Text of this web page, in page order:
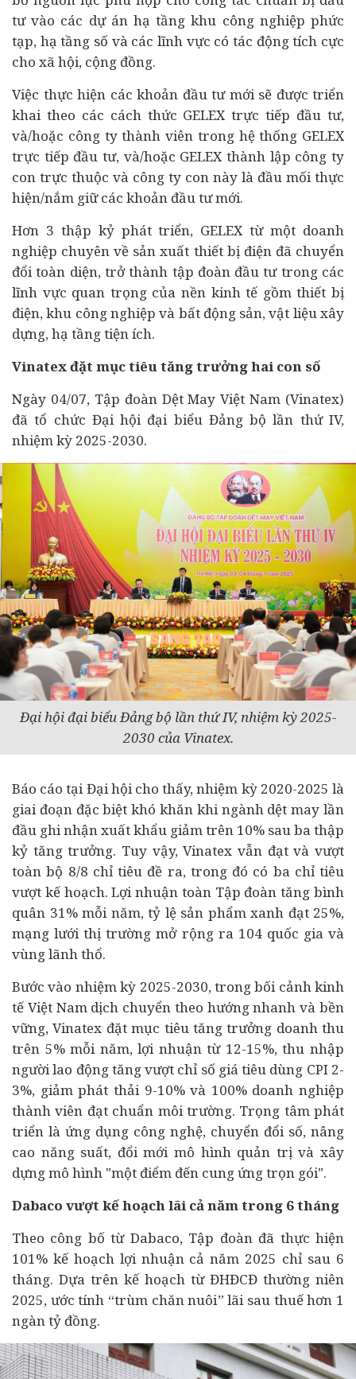
tư vào các dự ánhạ tầng khu công nghiệp phức
tạp, hạ tầng số và các lĩnh vực có tác động tích cực
cho xã hội, cộng đồng.
Việc thực hiện các khoản đầu tư mới sẽ được triển
khai theo các cách thức GELEX trực tiếp đầu tư,
và/hoặc công ty thành viên trong hệ thống GELEX
trực tiếp đầu tư, và/hoặc GELEX thành lập công ty
con trực thuộc và công ty con này là đầu mối thực
hiện/nắm giữ các khoản đầu tư mới.
Hơn 3 thập kỷ phát triển, GELEX từ một doanh
nghiệp chuyên về sản xuất thiết bị điện đã chuyển
đổi toàn diện, trở thành tập đoàn đầu tư trong các
lĩnh vực quan trọng của nền kinh tế gồm thiết bị
điện, khu công nghiệp và bất động sản, vật liệu xây
dựng, hạ tầng tiện ích.
Vinatex đặt mục tiêu tăng trưởng hai con số
Ngày 04/07, Tập đoàn Dệt May Việt Nam (Vinatex)
đã tổ chức Đại hội đại biểu Đảng bộ lần thứ IV,
nhiệm kỳ 2025-2030.
Đại hội đại biểu Đảng bộ lần thứ IV, nhiệm kỳ 2025-
2030 của Vinatex.
Báo cáo tại Đại hội cho thấy, nhiệm kỳ 2020-2025 là
giai đoạn đặc biệt khó khăn khi ngành dệt may lần
đầu ghi nhận xuất khẩu giảm trên 10% sau ba thập
kỷ tăng trưởng. Tuy vậy, Vinatex vẫn đạt và vượt
toàn bộ 8/8 chỉ tiêu đề ra, trong đó có ba chỉ tiêu
vượt kế hoạch. Lợi nhuận toàn Tập đoàn tăng bình
quân 31% mỗi năm, tỷ lệ sản phẩm xanh đạt 25%,
mạng lưới thị trường mở rộng ra 104 quốc gia và
vùng lãnh thổ.
Bước vào nhiệm kỳ 2025-2030, trong bối cảnh kinh
tế Việt Nam dịch chuyển theo hướng nhanh và bền
vững, Vinatex đặt mục tiêu tăng trưởng doanh thu
trên 5% mỗi năm, lợi nhuận từ 12-15%, thu nhập
người lao động tăng vượt chỉ số giátiêu dùng CPI 2-
3%, giảm phát thải 9-10% và 100% doanh nghiệp
thành viên đạt chuẩn môi trường. Trọng tâm phát
triển là ứng dụng công nghệ, chuyển đổi số, nâng
cao năng suất, đổi mới mô hình quản trị và xây
dựng mô hình "một điểm đến cung ứng trọn gói".
Dabaco vượt kế hoạch lãi cả năm trong 6 tháng
Theo công bố từ Dabaco, Tập đoàn đã thực hiện
101% kế hoạch lợi nhuận cả năm 2025 chỉ sau 6
tháng. Dựa trên kế hoạch từ ĐHĐCĐ thường niên
2025, ước tính “trùm chăn nuôi” lãi sau thuế hơn 1
ngàn tỷ đồng.